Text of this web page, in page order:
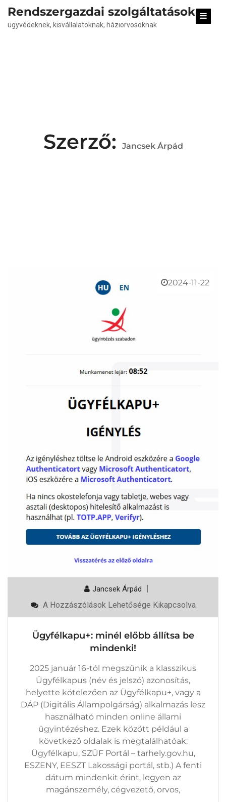
Rendszergazdai szolgáltatások
ügyvédeknek, kisvállalatoknak, háziorvosoknak
Szerző: Jancsek Árpád
2024-11-22
Jancsek Árpád
Ügyfélkapu+:
Előbb
Be
Bejegyzéshez
A Hozzászólások Lehetősége Kikapcsolva
Ügyfélkapu+: minél előbb állítsa be
mindenki!
2025 január 16-tól megszűnik a klasszikus
Ügyfélkapus (név és jelszó) azonosítás,
helyette kötelezően az Ügyfélkapu+, vagy a
DÁP (Digitális Állampolgárság) alkalmazás lesz
használható minden online állami
ügyintézéshez. Ezek között például a
következő oldalak is megtalálhatóak:
Ügyfélkapu, SZÜF Portál – tarhely.gov.hu,
ESZENY, EESZT Lakossági portál, stb.) A fenti
dátum mindenkit érint, legyen az
magánszemély, cégvezető, orvos,